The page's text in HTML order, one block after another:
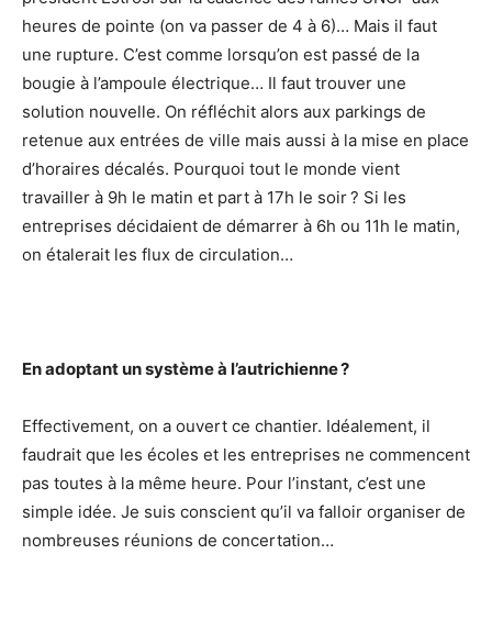
heures de pointe (on va passer de 4 à 6)… Mais il faut
une rupture. C’est comme lorsqu’on est passé de la
bougie à l’ampoule électrique… Il faut trouver une
solution nouvelle. On réfléchit alors aux parkings de
retenue aux entrées de ville mais aussi à la mise en place
d’horaires décalés. Pourquoi tout le monde vient
travailler à 9h le matin et part à 17h le soir ? Si les
entreprises décidaient de démarrer à 6h ou 11h le matin,
on étalerait les flux de circulation…
En adoptant un système à l’autrichienne ?
Effectivement, on a ouvert ce chantier. Idéalement, il
faudrait que les écoles et les entreprises ne commencent
pas toutes à la même heure. Pour l’instant, c’est une
simple idée. Je suis conscient qu’il va falloir organiser de
nombreuses réunions de concertation…